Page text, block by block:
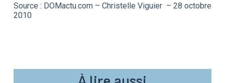
Source : DOMactu.com – Christelle Viguier – 28 octobre
2010